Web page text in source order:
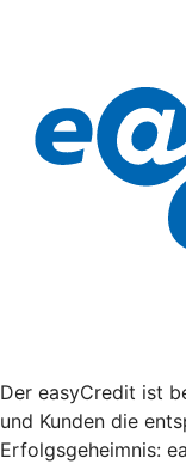
Der easyCredit ist
und Kunden die
Erfolgsgeheimnis: